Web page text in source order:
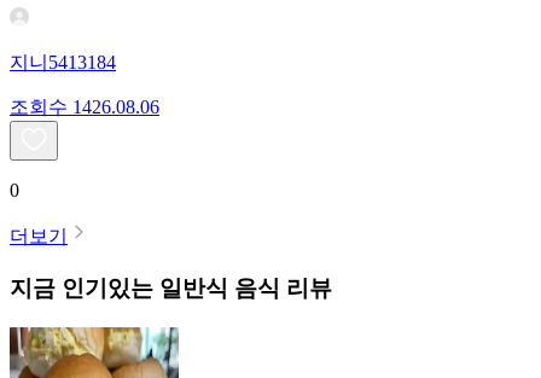
지니5413184
조회수 1426.08.06
0
더보기
지금 인기있는 일반식 음식 리뷰